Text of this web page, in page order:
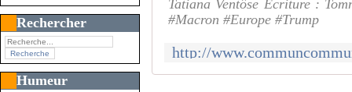
Rechercher
Humeur
Tatiana Ventôse Écriture :
#Macron #Europe #Trump